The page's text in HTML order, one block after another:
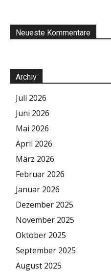
Neueste Kommentare
Archiv
Juli 2026
Juni 2026
Mai 2026
April 2026
März 2026
Februar 2026
Januar 2026
Dezember 2025
November 2025
Oktober 2025
September 2025
August 2025